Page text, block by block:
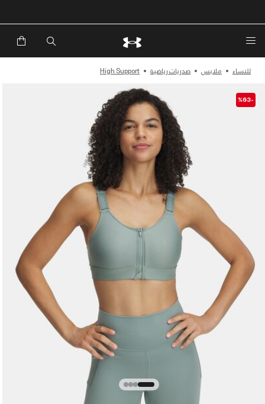
للنساء ملابس صدريات رياضية High Support
-%63